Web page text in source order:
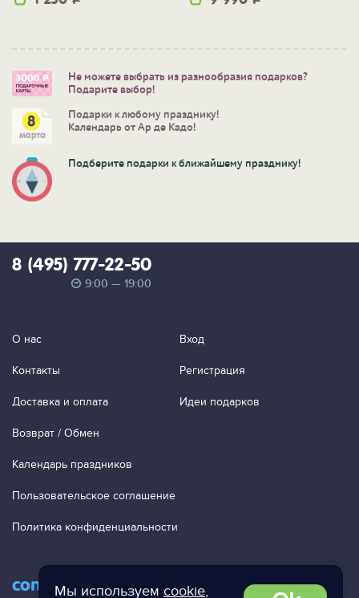
Мы используем cookie,
Не можете выбрать из разнообразия подарков?
Подарите выбор!
Подарки к любому празднику!
Календарь от Ар де Кадо!
Подберите подарки к ближайшему празднику!
contact@ac-studio.ru
8 (495) 777-22-50
9:00 — 19:00
О нас
Контакты
Доставка и оплата
Возврат / Обмен
Календарь праздников
Пользовательское соглашение
Политика конфиденциальности
Вход
Регистрация
Идеи подарков